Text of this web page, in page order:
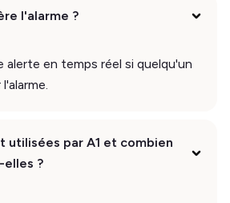
l'alarme ?
alerte en temps réel si quelqu'un
utilisées par A1 et combien
?